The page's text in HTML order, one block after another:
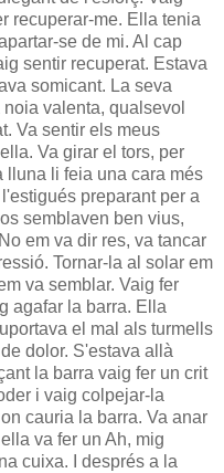
recuperar-me. Ella tenia
se de mi. Al cap
sentir recuperat. Estava
somicant. La seva
valenta, qualsevol
Va sentir els meus
Va girar el tors, per
lluna li feia una cara més
preparant per a
semblaven ben vius,
em va dir res, va tancar
Tornar-la al solar em
va semblar. Vaig fer
agafar la barra. Ella
el mal als turmells
dolor. S'estava allà
la barra vaig fer un crit
i vaig colpejar-la
cauria la barra. Va anar
va fer un Ah, mig
cuixa. I després a la